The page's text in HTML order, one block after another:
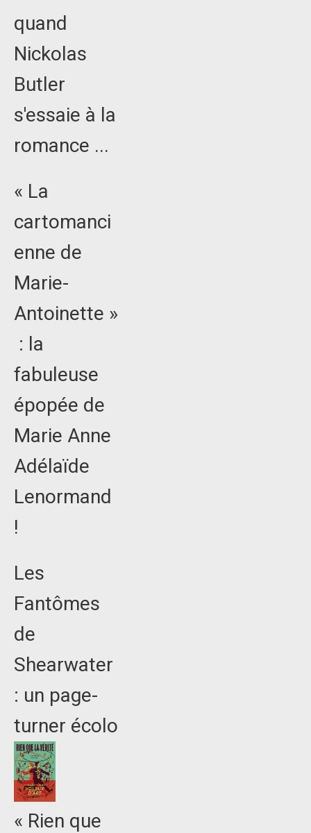
quand
Nickolas
Butler
s'essaie à la
romance ...
« La
cartomanci
enne de
Marie-
Antoinette »
: la
fabuleuse
épopée de
Marie Anne
Adélaïde
Lenormand
!
Les
Fantômes
de
Shearwater
: un page-
turner écolo
« Rien que